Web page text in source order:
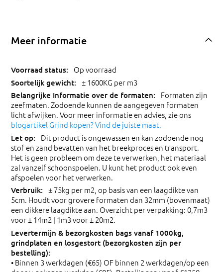
Meer informatie
Op voorraad
± 1600KG per m3
Formaten zijn
zeefmaten. Zodoende kunnen de aangegeven formaten
licht afwijken. Voor meer informatie en advies, zie ons
blogartikel Grind kopen? Vind de juiste maat.
Dit product is ongewassen en kan zodoende nog
stof en zand bevatten van het breekproces en transport.
Het is geen probleem om deze te verwerken, het materiaal
zal vanzelf schoonspoelen. U kunt het product ook even
afspoelen voor het verwerken.
± 75kg per m2, op basis van een laagdikte van
5cm. Houdt voor grovere formaten dan 32mm (bovenmaat)
een dikkere laagdikte aan. Overzicht per verpakking: 0,7m3
voor ± 14m2 | 1m3 voor ± 20m2.
• Binnen 3 werkdagen (€65) OF binnen 2 werkdagen/op een